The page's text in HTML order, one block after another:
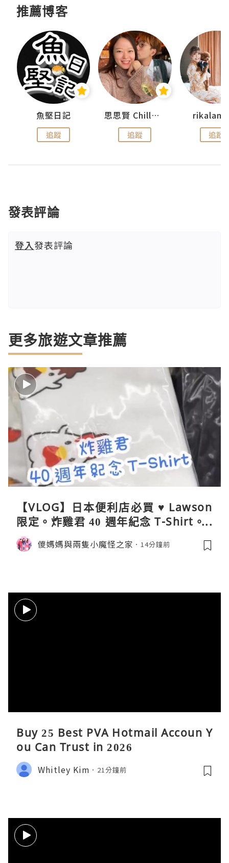
推薦博客
魚堅日記
追蹤
思思賢 ChillMyBabe
追蹤 追蹤
發表評論
登入發表評論
更多旅遊文章推薦
【VLOG】日本便利店必買 ♥ Lawson
限定。炸雞君 40 週年紀念 T-Shirt。C
oleman 聯乘晴雨兩用自動開合折疊
傘。與 Calbee / 湖池屋共同開發製作
儍媽媽與兩隻小魔怪之家 14分鐘前
Buy 25 Best PVA Hotmail Accoun Y
ou Can Trust in 2026
Whitley Kim 21分鐘前